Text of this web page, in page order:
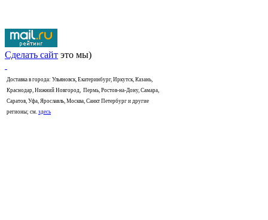
Сделать сайт это мы)
Доставка в города: Ульяновск, Екатеринбург, Иркутск, Казань,
Краснодар, Нижний Новгород, Пермь, Ростов-на-Дону, Самара,
Саратов, Уфа, Ярославль, Москва, Санкт Петербург и другие
регионы; см. здесь